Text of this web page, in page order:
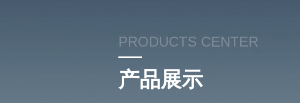
PRODUCTS CENTER
产品展示